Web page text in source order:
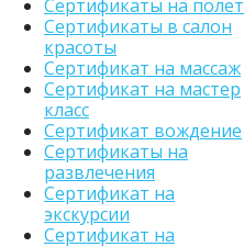
Сертификаты на полет
Сертификаты в салон
красоты
Сертификат на массаж
Сертификат на мастер
класс
Сертификат вождение
Сертификаты на
развлечения
Сертификат на
экскурсии
Сертификат на